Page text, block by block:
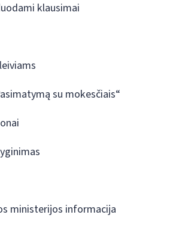
klausimai
su mokesčiais“
ministerijos informacija